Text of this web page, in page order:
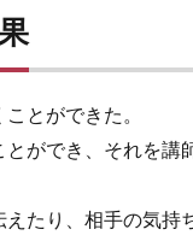
とができた。
とができ、それを
たり、相手の気